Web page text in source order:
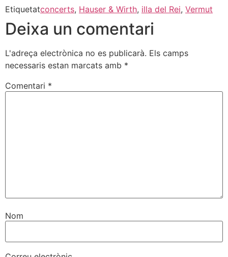
Etiquetatconcerts, Hauser & Wirth, illa del Rei, Vermut
Deixa un comentari
L'adreça electrònica no es publicarà. Els camps
necessaris estan marcats amb *
Comentari *
Nom